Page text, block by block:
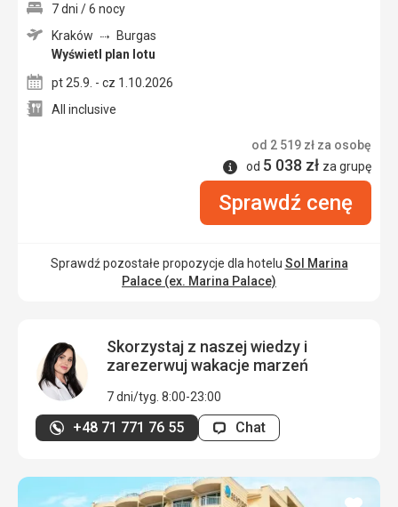
7 dni / 6 nocy
Kraków
Burgas
Wyświetl plan lotu
pt 25.9. - cz 1.10.2026
All inclusive
od 2 519 zł za osobę
Informacje
od 5 038 zł za grupę
Sprawdź cenę
Sprawdź pozostałe propozycje dla hotelu Sol Marina
Palace (ex. Marina Palace)
Skorzystaj z naszej wiedzy i
zarezerwuj wakacje marzeń
7 dni/tyg. 8:00-23:00
+48 71 771 76 55 Chat
dodaj